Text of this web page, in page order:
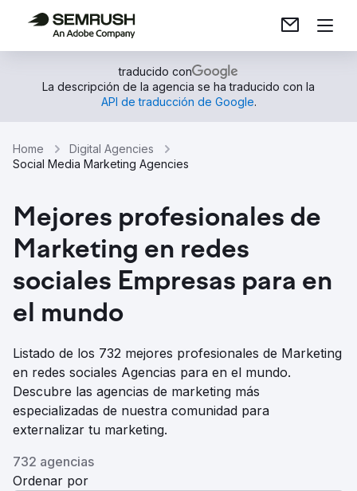
traducido con
La descripción de la agencia se ha traducido con la
API de traducción de Google.
Home
Digital Agencies
Social Media Marketing Agencies
Mejores profesionales de
Marketing en redes
sociales Empresas para en
el mundo
Listado de los 732 mejores profesionales de Marketing
en redes sociales Agencias para en el mundo.
Descubre las agencias de marketing más
especializadas de nuestra comunidad para
externalizar tu marketing.
732 agencias
Ordenar por